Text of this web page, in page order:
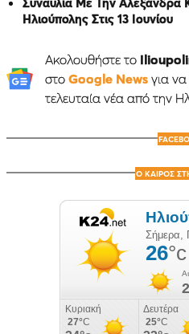
Ηλιούπολης Στις 13 Ιουνίου
Ακολουθήστε το
στο Google Newsγια να
τελευταία νέα από την
Ο ΚΑΙΡΟΣ